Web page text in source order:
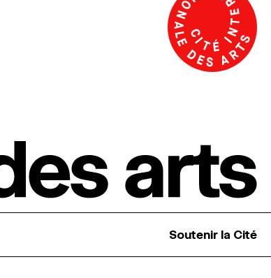
Soutenir la Cité